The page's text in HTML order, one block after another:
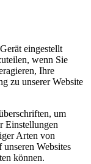
eingestellt
wenn Sie
Ihre
zu unserer Website
um
Einstellungen
Arten von
Websites
können.